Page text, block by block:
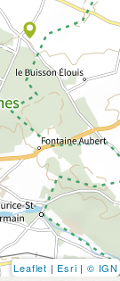
Leaflet | Esri | © IGN